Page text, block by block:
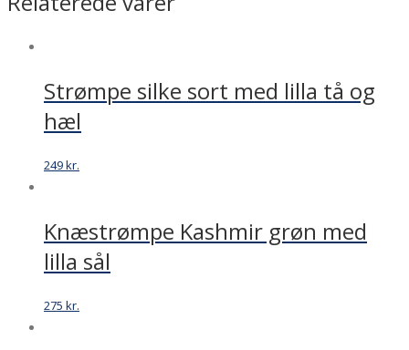
Strømpe silke sort med lilla tå og
hæl
249kr.
Knæstrømpe Kashmir grøn med
lilla sål
275 kr.